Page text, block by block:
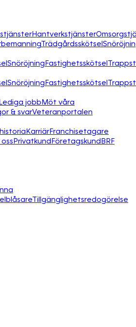
Hantverkstjänster
Trädgårdsskötsel
Snöröjning Fastighetsskötsel
Snöröjning Fastighetsskötsel
Lediga jobb Möt våra
& svarVeteranportalen
KarriärFranchisetagare
Privatkund Företagskund BRF
Tillgänglighetsredogörelse